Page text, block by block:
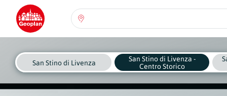
Abruzzo
Regione
Basilicata
Regione
San Stino di Livenza
San Stino di Livenza -
Centro Storico